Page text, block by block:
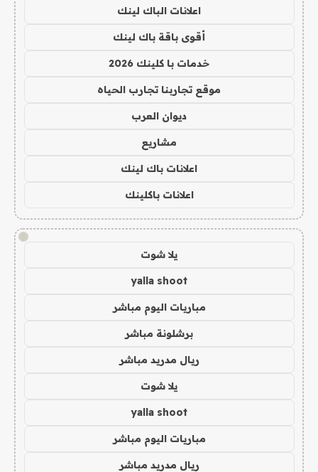
اعلانات الباك لينك
أقوى باقة باك لينك
خدمات با كلينك 2026
موقع تجاربنا تجارب الحياه
ديوان العرب
مشاريع
اعلانات باك لينك
اعلانات باكلينك
!
يلا شوت
yalla shoot
مباريات اليوم مباشر
برشلونة مباشر
ريال مدريد مباشر
يلا شوت
yalla shoot
مباريات اليوم مباشر
ريال مدريد مباشر